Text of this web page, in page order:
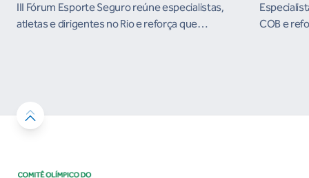
III Fórum Esporte Seguro reúne especialistas,
atletas e dirigentes no Rio e reforça que
COB e